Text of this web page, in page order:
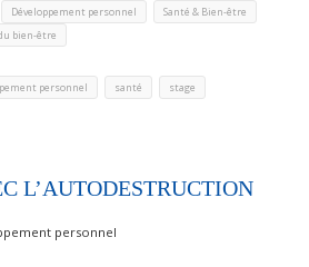
Développement personnel Santé & Bien-être
bien-être
personnel santé stage
L’AUTODESTRUCTION
personnel